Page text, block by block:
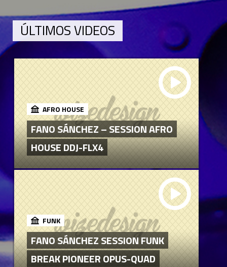
ÚLTIMOS VIDEOS
AFRO HOUSE
FANO SÁNCHEZ – SESSION AFRO
HOUSE DDJ-FLX4
FUNK
FANO SÁNCHEZ SESSION FUNK
BREAK PIONEER OPUS-QUAD